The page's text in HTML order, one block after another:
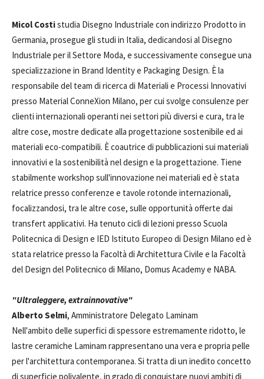
Micol Costistudia Disegno Industriale con indirizzo Prodotto in
Germania, prosegue gli studi in Italia, dedicandosi al Disegno
Industriale per il Settore Moda, e successivamente consegue una
specializzazione in Brand Identity e Packaging Design. È la
responsabile del team di ricerca di Materiali e Processi Innovativi
presso Material ConneXion Milano, per cui svolge consulenze per
clienti internazionali operanti nei settori più diversi e cura, tra le
altre cose, mostre dedicate alla progettazione sostenibile ed ai
materiali eco-compatibili. È coautrice di pubblicazioni sui materiali
innovativi e la sostenibilità nel design e la progettazione. Tiene
stabilmente workshop sull'innovazione nei materiali ed è stata
relatrice presso conferenze e tavole rotonde internazionali,
focalizzandosi, tra le altre cose, sulle opportunità offerte dai
transfert applicativi. Ha tenuto cicli di lezioni presso Scuola
Politecnica di Design e IED Istituto Europeo di Design Milano ed è
stata relatrice presso la Facoltà di Architettura Civile e la Facoltà
del Design del Politecnico di Milano, Domus Academy e NABA.
"Ultraleggere, extrainnovative"
Alberto Selmi, Amministratore Delegato Laminam
Nell'ambito delle superfici di spessore estremamente ridotto, le
lastre ceramiche Laminam rappresentano una vera e propria pelle
per l'architettura contemporanea. Si tratta di un inedito concetto
di superficie polivalente, in grado di conquistare nuovi ambiti di